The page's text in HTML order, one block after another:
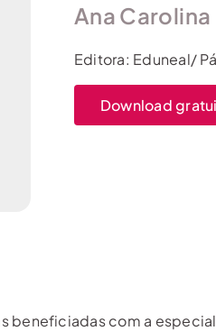
Ana
Editora: Eduneal/
Download
beneficiadas com a